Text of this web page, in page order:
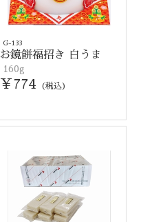
G-133
お鏡餅福招き 白うま
160g
￥774 (税込)